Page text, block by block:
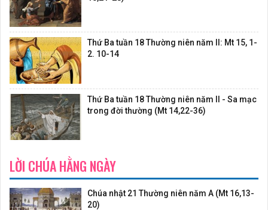
Thứ Ba tuần 18 Thường niên năm II: Mt 15, 1-
2. 10-14
Thứ Ba tuần 18 Thường niên năm II - Sa mạc
trong đời thường (Mt 14,22-36)
LỜI CHÚA HẰNG NGÀY
Chúa nhật 21 Thường niên năm A (Mt 16,13-
20)